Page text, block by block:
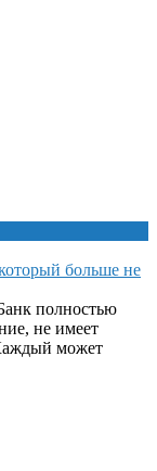
больше не
полностью
не имеет
может